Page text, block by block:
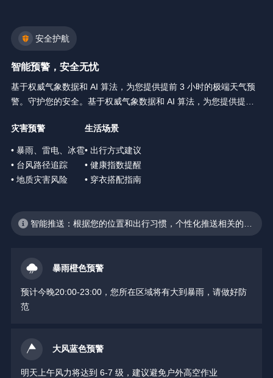
安全护航
智能预警，安全无忧
基于权威气象数据和 AI 算法，为您提供提前 3 小时的极端天气预
警。守护您的安全。基于权威气象数据和 AI 算法，为您提供提前 3
灾害预警
• 暴雨、雷电、冰雹
• 台风路径追踪
• 地质灾害风险
生活场景
• 出行方式建议
• 健康指数提醒
• 穿衣搭配指南
智能推送：根据您的位置和出行习惯，个性化推送相关的天
暴雨橙色预警
预计今晚20:00-23:00，您所在区域将有大到暴雨，请做好防
范
大风蓝色预警
明天上午风力将达到 6-7 级，建议避免户外高空作业